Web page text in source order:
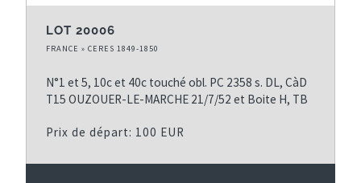
LOT 20006
FRANCE » CERES 1849-1850
N°1 et 5, 10c et 40c touché obl. PC 2358 s. DL, CàD
T15 OUZOUER-LE-MARCHE 21/7/52 et Boite H, TB
Prix de départ: 100 EUR